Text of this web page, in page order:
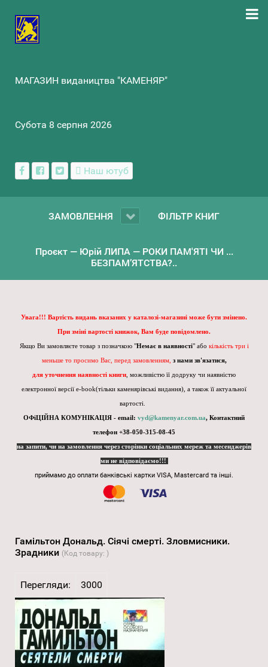
МАГАЗИН видаництва "КАМЕНЯР"
Субота 8 серпня 2026
Наш ютуб
ЗАМОВЛЕННЯ ФІЛЬТР КНИГ
Проєкт — Юрій ЛИПА — РОКИ ПАМ'ЯТІ ЧИ ...
БЕЗПАМ’ЯТСТВА?..
Увага!!! Вартість видань вказаних у каталозі-магазині може бути змінено.
При зміні вартості книжок, Вам буде повідомлено.
Якщо Ви замовляєте товар з позначкою "Немає в наявності" або кількість три і
меньше то просимо Вас, перед замовленням, з нами зв'язатися,
для уточнення наявності книги , можливістю її додруку чи наявністю
електронної версії e-book(тільки каменярівські видання), а також її актуальної
вартості.
ОФіЦІЙНА КОМУНІКАЦІЯ - email: vyd@kamenyar.com.ua, Контактний
телефон +38-050-315-08-45
на запити, чи на замовлення через сторінки соціальних мереж та месенджерів
ми не відповідаємо!!!
приймамо до оплати банківські картки VISA, Mastercard та інші.
Гамільтон Дональд. Сіячі смерті. Зловмисники.
Зрадники (Код товару: )
Перегляди: 3000